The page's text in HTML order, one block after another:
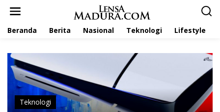
Beranda Berita Nasional Teknologi Lifestyle
Teknologi